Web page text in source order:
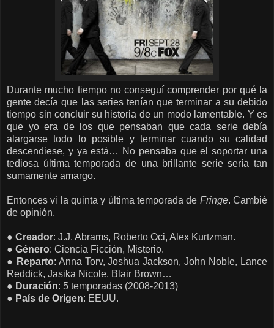
Durante mucho tiempo no conseguí comprender por qué la
gente decía que las series tenían que terminar a su debido
tiempo sin concluir su historia de un modo lamentable. Y es
que yo era de los que pensaban que cada serie debía
alargarse todo lo posible y terminar cuando su calidad
descendiese, y ya está… No pensaba que el soportar una
tediosa última temporada de una brillante serie sería tan
sumamente amargo.
Entonces vi la quinta y última temporada de Fringe. Cambié
de opinión.
● Creador: J.J. Abrams, Roberto Oci, Alex Kurtzman.
● Género: Ciencia Ficción, Misterio.
● Reparto: Anna Torv, Joshua Jackson, John Noble, Lance
Reddick, Jasika Nicole, Blair Brown…
● Duración: 5 temporadas (2008-2013)
● País de Origen: EEUU.